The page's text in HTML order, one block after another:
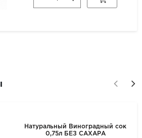
Натуральный Виноградный сок
0,75л БЕЗ САХАРА